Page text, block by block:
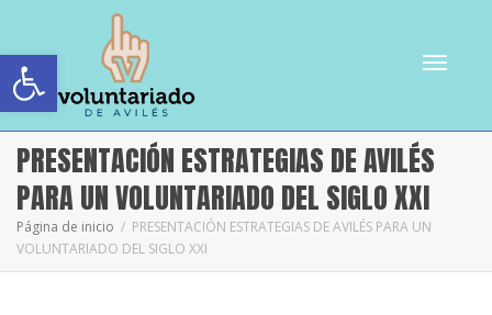
Abrir barra de herramientas
PRESENTACIÓN ESTRATEGIAS DE AVILÉS
PARA UN VOLUNTARIADO DEL SIGLO XXI
Página de inicio
PRESENTACIÓN ESTRATEGIAS DE AVILÉS PARA UN
VOLUNTARIADO DEL SIGLO XXI